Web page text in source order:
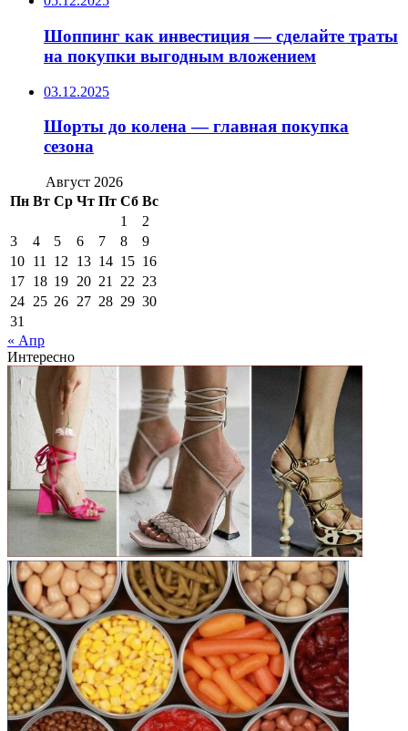
Шоппинг как инвестиция — сделайте траты
на покупки выгодным вложением
03.12.2025
Шорты до колена — главная покупка
сезона
Август 2026
Пн Вт Ср Чт Пт Сб Вс
1
2
3
4 5 6 7 8
9
10 11 12 13 14 15 16
17 18 19 20 21 22 23
24 25 26 27 28 29 30
31
« Апр
Интересно